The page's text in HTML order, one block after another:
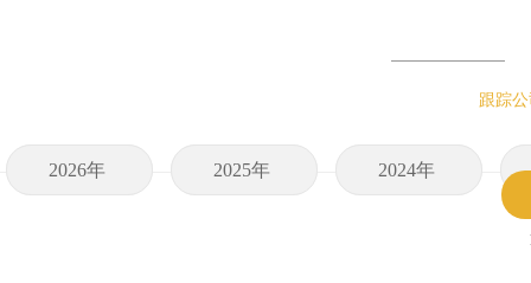
跟踪
2026年 2025年 2024年